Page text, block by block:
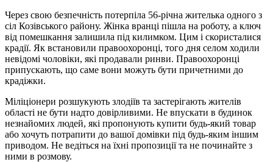
Через свою безпечність потерпіла 56-річна жителька одного з
сіл Козівського району. Жінка вранці пішла на роботу, а ключ
від помешкання залишила під килимком. Цим і скористалися
крадії. Як встановили правоохоронці, того дня селом ходили
невідомі чоловіки, які продавали ринви. Правоохоронці
припускають, що саме вони можуть бути причетними до
крадіжки.
Міліціонери розшукують злодіїв та застерігають жителів
області не бути надто довірливими. Не впускати в будинок
незнайомих людей, які пропонують купити будь-який товар
або хочуть потрапити до вашої домівки під будь-яким іншим
приводом. Не ведіться на їхні пропозиції та не починайте з
ними в розмову.